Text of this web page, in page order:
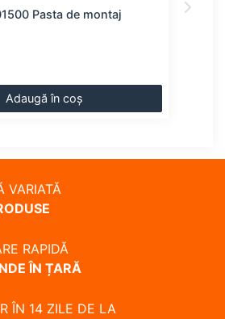
Pasta de montaj
Adaugă în coș
VARIATĂ
RAPIDĂ
ÎN ȚARĂ
ÎN 14 ZILE DE LA